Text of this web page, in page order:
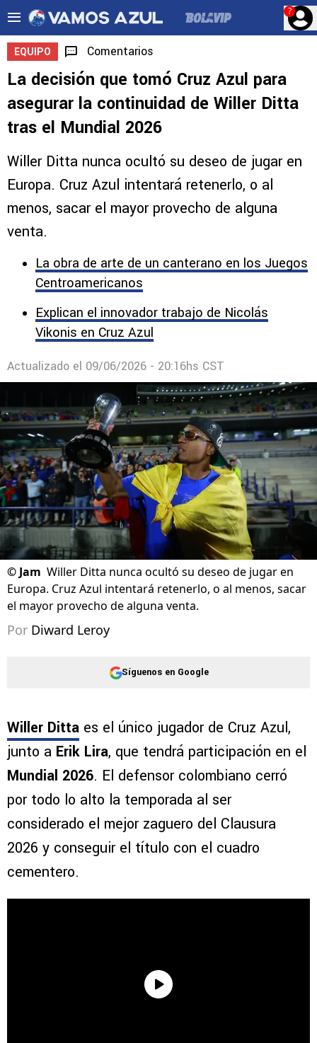
?
EQUIPO Comentarios
La decisión que tomó Cruz Azul para
asegurar la continuidad de Willer Ditta
tras el Mundial 2026
Willer Ditta nunca ocultó su deseo de jugar en
Europa. Cruz Azul intentará retenerlo, o al
menos, sacar el mayor provecho de alguna
venta.
La obra de arte de un canterano en los Juegos
Centroamericanos
Explican el innovador trabajo de Nicolás
Vikonis en Cruz Azul
Actualizado el 09/06/2026 - 20:16hs CST
©Jam Willer Ditta nunca ocultó su deseo de jugar en
Europa. Cruz Azul intentará retenerlo, o al menos, sacar
el mayor provecho de alguna venta.
Por Diward Leroy
Síguenos en Google
Willer Ditta es el único jugador de Cruz Azul,
junto a Erik Lira, que tendrá participación en el
Mundial 2026. El defensor colombiano cerró
por todo lo alto la temporada al ser
considerado el mejor zaguero del Clausura
2026 y conseguir el título con el cuadro
cementero.